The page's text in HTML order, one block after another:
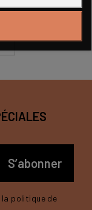
politique de